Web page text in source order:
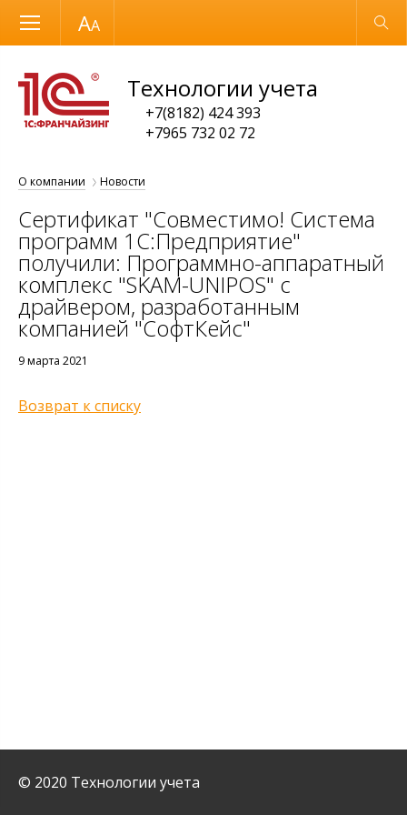
Размер шрифта Обычная версия
Технологии учета
+7(8182) 424 393
+7965 732 02 72
О компании Новости
Сертификат "Совместимо! Система
программ 1С:Предприятие"
получили: Программно-аппаратный
комплекс "SKAM-UNIPOS" с
драйвером, разработанным
компанией "СофтКейс"
9 марта 2021
Возврат к списку
© 2020 Технологии учета